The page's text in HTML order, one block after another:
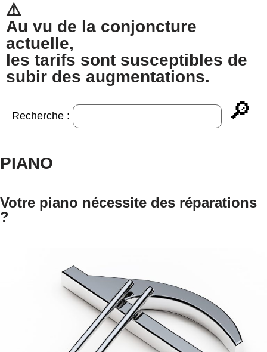
⚠️
Au vu de la conjoncture
actuelle,
les tarifs sont susceptibles de
subir des augmentations.
PIANO
Votre piano nécessite des réparations
?